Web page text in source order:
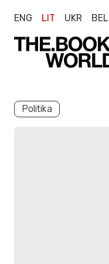
ENG LIT UKR BEL
Politika